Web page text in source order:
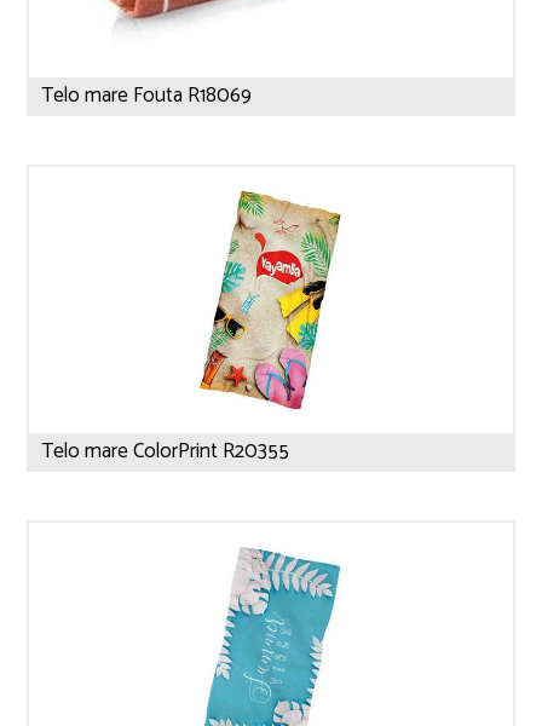
Telo mare Fouta R18069
Telo mare ColorPrint R20355